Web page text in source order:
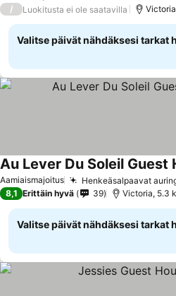
/
Luokitusta ei ole saatavilla
Valitse päivät nähdäksesi tarkat
Aamiaismajoitus Henkeäsalpaavat
Au Lever Du Soleil Guest
8,1 Erittäin hyvä 39 Victoria, 5.3
Valitse päivät nähdäksesi tarkat